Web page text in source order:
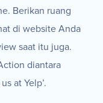
Berikan ruang
di website Anda
saat itu juga.
diantara
at Yelp’.